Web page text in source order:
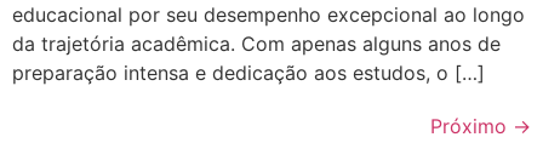
educacional por seu desempenho excepcional ao longo
da trajetória acadêmica. Com apenas alguns anos de
preparação intensa e dedicação aos estudos, o […]
Próximo →